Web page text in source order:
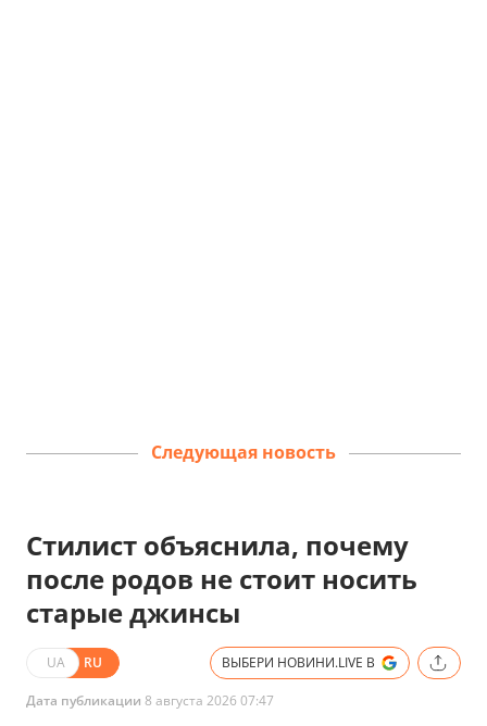
Следующая новость
Стилист объяснила, почему
после родов не стоит носить
старые джинсы
UA RU ВЫБЕРИ НОВИНИ.LIVE В
Дата публикации 8 августа 2026 07:47